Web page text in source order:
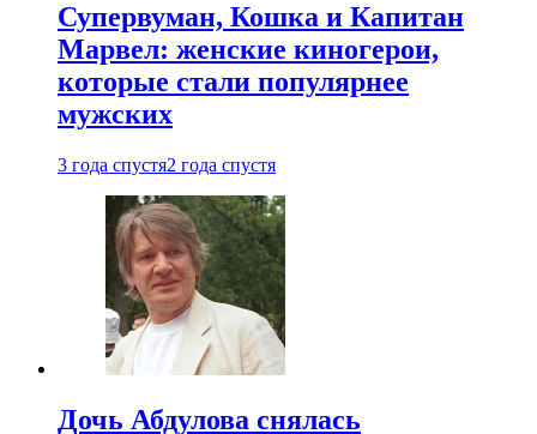
Супервуман, Кошка и Капитан
Марвел: женские киногерои,
которые стали популярнее
мужских
3 года спустя2 года спустя
Дочь Абдулова снялась